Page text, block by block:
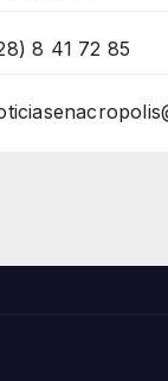
8 41 72 85